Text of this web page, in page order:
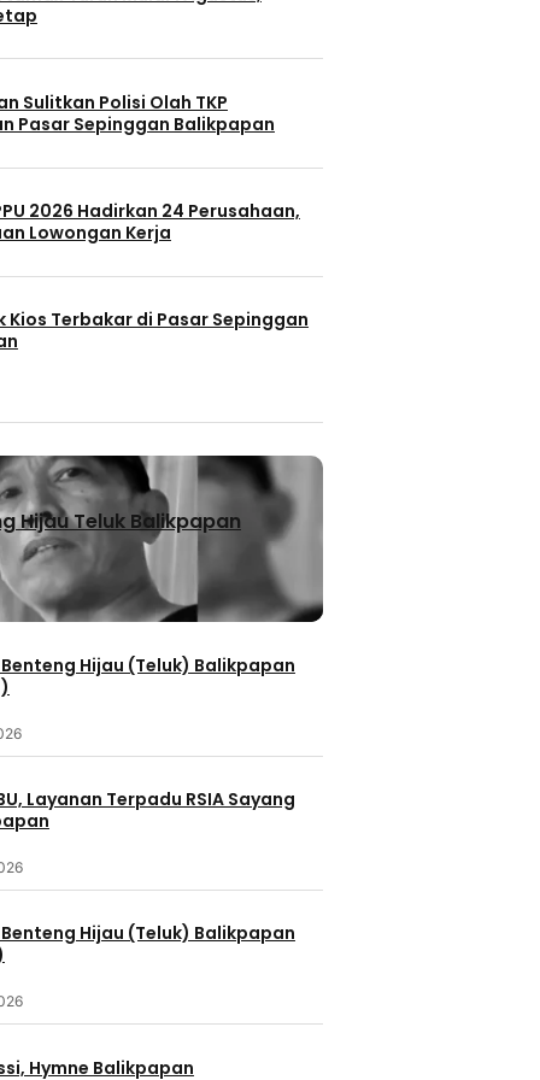
Sulitkan Polisi Olah TKP
Pasar Sepinggan Balikpapan
2026 Hadirkan 24 Perusahaan,
Lowongan Kerja
Kios Terbakar di Pasar Sepinggan
Hijau Teluk Balikpapan
Hijau (Teluk) Balikpapan
Layanan Terpadu RSIA Sayang
Hijau (Teluk) Balikpapan
Hymne Balikpapan